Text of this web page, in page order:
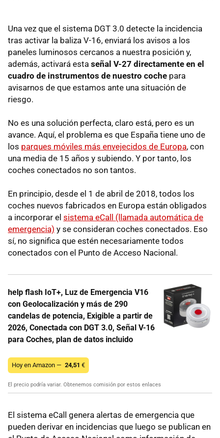
Una vez que el sistema DGT 3.0 detecte la incidencia
tras activar la baliza V-16, enviará los avisos a los
paneles luminosos cercanos a nuestra posición y,
además, activará esta señal V-27 directamente en el
cuadro de instrumentos de nuestro coche para
avisarnos de que estamos ante una situación de
riesgo.
No es una solución perfecta, claro está, pero es un
avance. Aquí, el problema es que España tiene uno de
los parques móviles más envejecidos de Europa, con
una media de 15 años y subiendo. Y por tanto, los
coches conectados no son tantos.
En principio, desde el 1 de abril de 2018, todos los
coches nuevos fabricados en Europa están obligados
a incorporar el sistema eCall (llamada automática de
emergencia) y se consideran coches conectados. Eso
sí, no significa que estén necesariamente todos
conectados con el Punto de Acceso Nacional.
help flash IoT+, Luz de Emergencia V16
con Geolocalización y más de 290
candelas de potencia, Exigible a partir de
2026, Conectada con DGT 3.0, Señal V-16
para Coches, plan de datos incluido
Hoy en Amazon — 24,51 €
El precio podría variar. Obtenemos comisión por estos enlaces
El sistema eCall genera alertas de emergencia que
pueden derivar en incidencias que luego se publican en